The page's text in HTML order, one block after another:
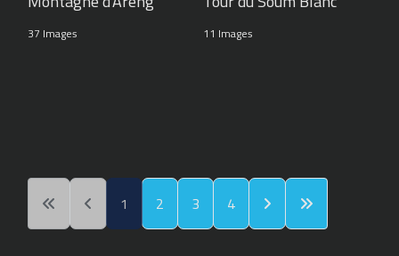
37 Images 11 Images
1 2 3 4